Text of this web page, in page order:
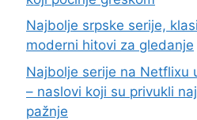
Najbolje srpske serije,
moderni hitovi za gledanje
Najbolje serije na Netflixu
– naslovi koji su privukli
pažnje